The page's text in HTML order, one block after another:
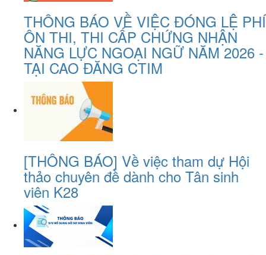
THÔNG BÁO VỀ VIỆC ĐÓNG LỆ PHÍ
ÔN THI, THI CẤP CHỨNG NHẬN
NĂNG LỰC NGOẠI NGỮ NĂM 2026 -
TẠI CAO ĐĂNG CTIM
[THÔNG BÁO] Về việc tham dự Hội
thảo chuyên đề dành cho Tân sinh
viên K28